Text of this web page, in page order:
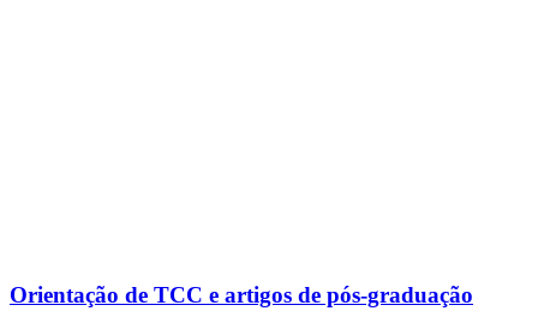
Orientação de TCC e artigos de pós-graduação